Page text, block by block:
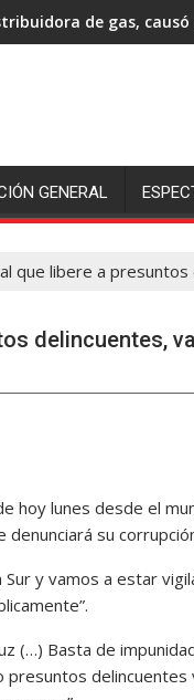
de gas,
GENERAL
que libere a
delincuentes,
hoy lunes desde el
su
Sur y vamos a estar
(…) Basta de
delincuentes